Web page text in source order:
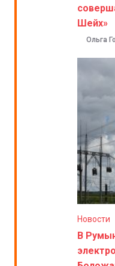
Шейх»
Ольга
Новости
В